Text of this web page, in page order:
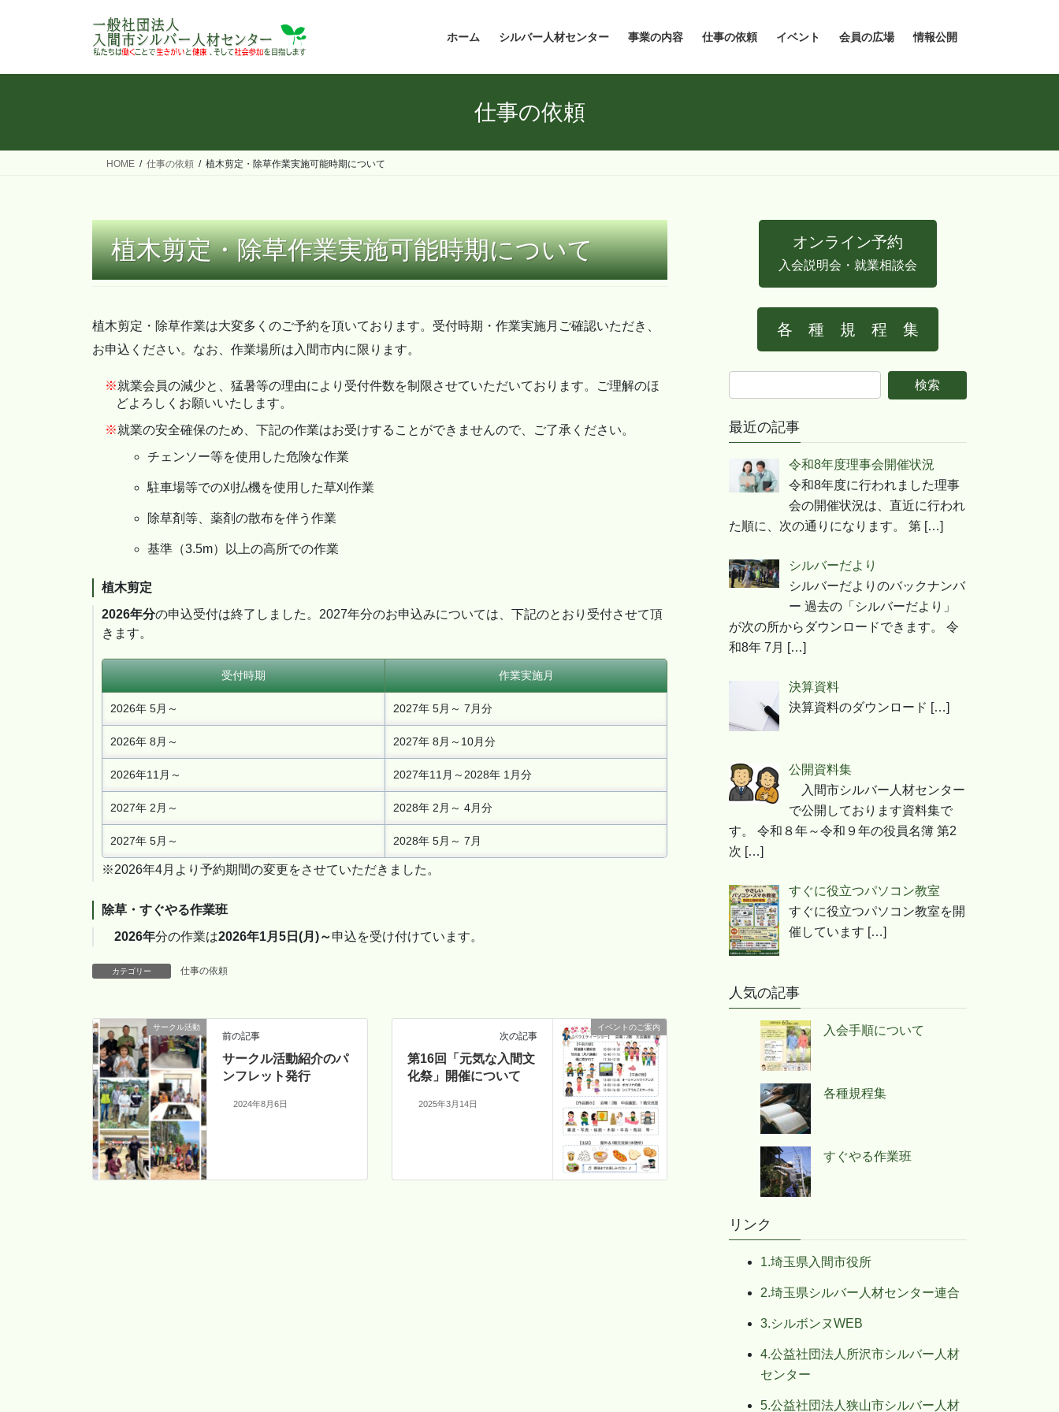
ホーム シルバー人材センター 事業の内容 仕事の依頼 イベント 会員の広場 情報公開
仕事の依頼
HOME 仕事の依頼 植木剪定・除草作業実施可能時期について
植木剪定・除草作業実施可能時期について
植木剪定・除草作業は大変多くのご予約を頂いております。受付時期・作業実施月ご確認いただき、
お申込ください。なお、作業場所は入間市内に限ります。
就業会員の減少と、猛暑等の理由により受付件数を制限させていただいております。ご理解のほ
どよろしくお願いいたします。
就業の安全確保のため、下記の作業はお受けすることができませんので、ご了承ください。
チェンソー等を使用した危険な作業
駐車場等での刈払機を使用した草刈作業
除草剤等、薬剤の散布を伴う作業
基準（3.5m）以上の高所での作業
植木剪定
2026年分の申込受付は終了しました。2027年分のお申込みについては、下記のとおり受付させて頂
きます。
受付時期 作業実施月
2026年 5月～ 2027年 5月～ 7月分
2026年 8月～ 2027年 8月～10月分
2026年11月～ 2027年11月～2028年 1月分
2027年 2月～ 2028年 2月～ 4月分
2027年 5月～ 2028年 5月～ 7月
※2026年4月より予約期間の変更をさせていただきました。
除草・すぐやる作業班
2026年分の作業は2026年1月5日(月)～申込を受け付けています。
カテゴリー 仕事の依頼
サークル活動
前の記事
サークル活動紹介のパ
ンフレット発行
2024年8月6日
イベントのご案内
次の記事
第16回「元気な入間文
化祭」開催について
2025年3月14日
オンライン予約
入会説明会・就業相談会
各 種 規 程 集
最近の記事
令和8年度理事会開催状況
令和8年度に行われました理事
会の開催状況は、直近に行われ
た順に、次の通りになります。 第 […]
シルバーだより
シルバーだよりのバックナンバ
ー 過去の「シルバーだより」
が次の所からダウンロードできます。 令
和8年 7月 […]
決算資料
決算資料のダウンロード […]
公開資料集
入間市シルバー人材センター
で公開しております資料集で
す。 令和８年～令和９年の役員名簿 第2
次 […]
すぐに役立つパソコン教室
すぐに役立つパソコン教室を開
催しています […]
人気の記事
入会手順について
各種規程集
すぐやる作業班
リンク
1.埼玉県入間市役所
2.埼玉県シルバー人材センター連合
3.シルボンヌWEB
4.公益社団法人所沢市シルバー人材
センター
5.公益社団法人狭山市シルバー人材